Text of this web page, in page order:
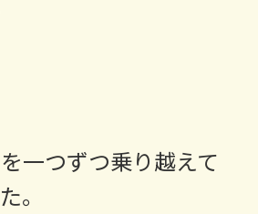
一つずつ乗り越えて
。